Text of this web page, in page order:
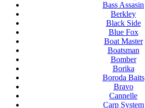
Bass Assasin
Berkley
Black Side
Blue Fox
Boat Master
Boatsman
Bomber
Borika
Boroda Baits
Bravo
Cannelle
Carp System